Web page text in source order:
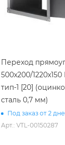
Переход
500х200/1220х150
тип-1 [20]
сталь 0,7 мм)
Под заказ от 2
Арт.: VTL-00150287